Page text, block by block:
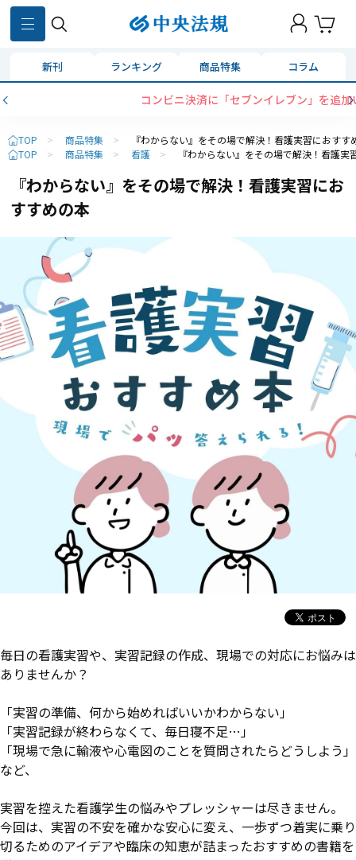
新刊 ランキング 商品特集 コラム
コンビニ決済に「セブンイレブン」を追加いたしました
TOP > 商品特集 >
『わからない』をその場で解決！看護実習におすす
TOP
> 商品特集 > 看護 > 『わからない』をその場で解決！看護実
『わからない』をその場で解決！看護実習にお
すすめの本
毎日の看護実習や、実習記録の作成、現場での対応にお悩みは
ありませんか？
「実習の準備、何から始めればいいかわからない」
「実習記録が終わらなくて、毎日寝不足…」
「現場で急に輸液や心電図のことを質問されたらどうしよう」
など、
実習を控えた看護学生の悩みやプレッシャーは尽きません。
今回は、実習の不安を確かな安心に変え、一歩ずつ着実に乗り
切るためのアイデアや臨床の知恵が詰まったおすすめの書籍を